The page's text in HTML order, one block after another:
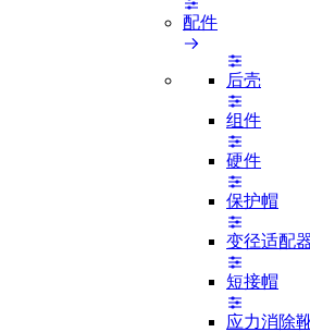
配件
后壳
组件
硬件
保护帽
变径适配
短接帽
应力消除